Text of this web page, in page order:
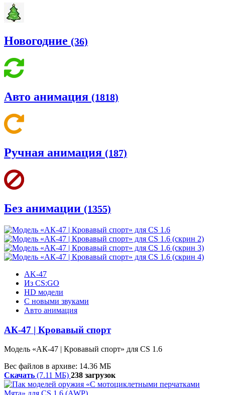
Новогодние (36)
Авто анимация (1818)
Ручная анимация (187)
Без анимации (1355)
AK-47
Из CS:GO
HD модели
С новыми звуками
Авто анимация
АК-47 | Кровавый спорт
Модель «АК-47 | Кровавый спорт» для CS 1.6
Вес файлов в архиве: 14.36 МБ
Скачать (7.11 МБ) 238 загрузок